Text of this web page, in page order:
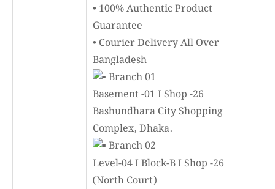
• 100% Authentic Product
Guarantee
• Courier Delivery All Over
Bangladesh
Branch 01
Basement -01 I Shop -26
Bashundhara City Shopping
Complex, Dhaka.
Branch 02
Level-04 I Block-B I Shop -26
(North Court)